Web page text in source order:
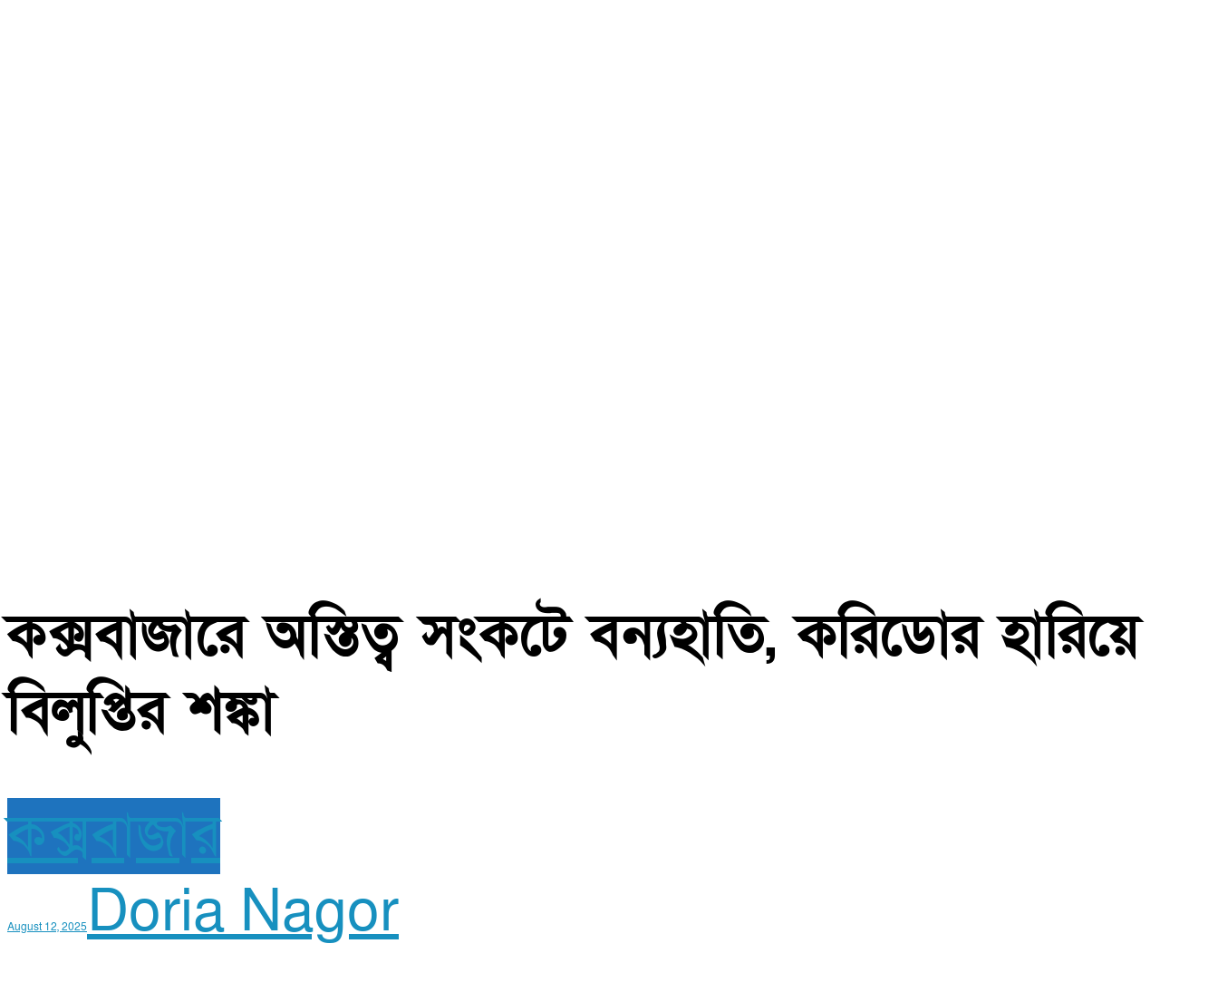
কক্সবাজারে অস্তিত্ব সংকটে বন্যহাতি, করিডোর হারিয়ে
বিলুপ্তির শঙ্কা
কক্সবাজার
August 12, 2025Doria Nagor